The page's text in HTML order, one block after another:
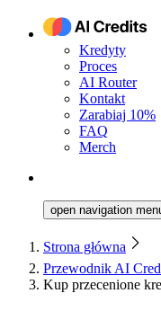
Kredyty
Proces
AI Router
Kontakt
Zarabiaj 10%
FAQ
Merch
open navigation
Strona główna
Przewodnik AI
Kup przecenione